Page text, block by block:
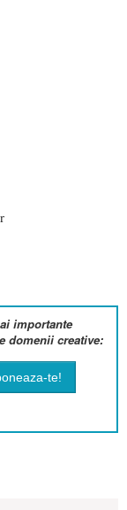
importante
domenii creative: